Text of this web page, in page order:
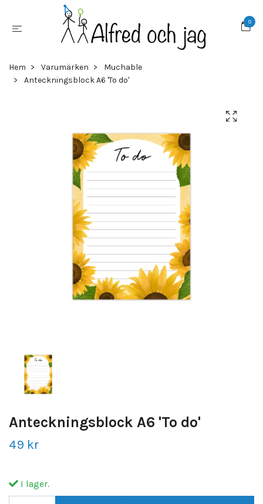
0
Hem Varumärken
Muchable
Anteckningsblock A6 'To do'
Anteckningsblock A6 'To do'
49 kr
I lager.